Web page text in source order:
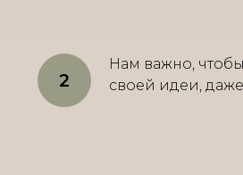
Нам важно,
своей идеи,